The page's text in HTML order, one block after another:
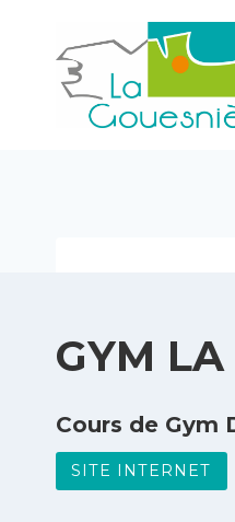
contenu
GYM LA
Cours de Gym
SITE INTERNET